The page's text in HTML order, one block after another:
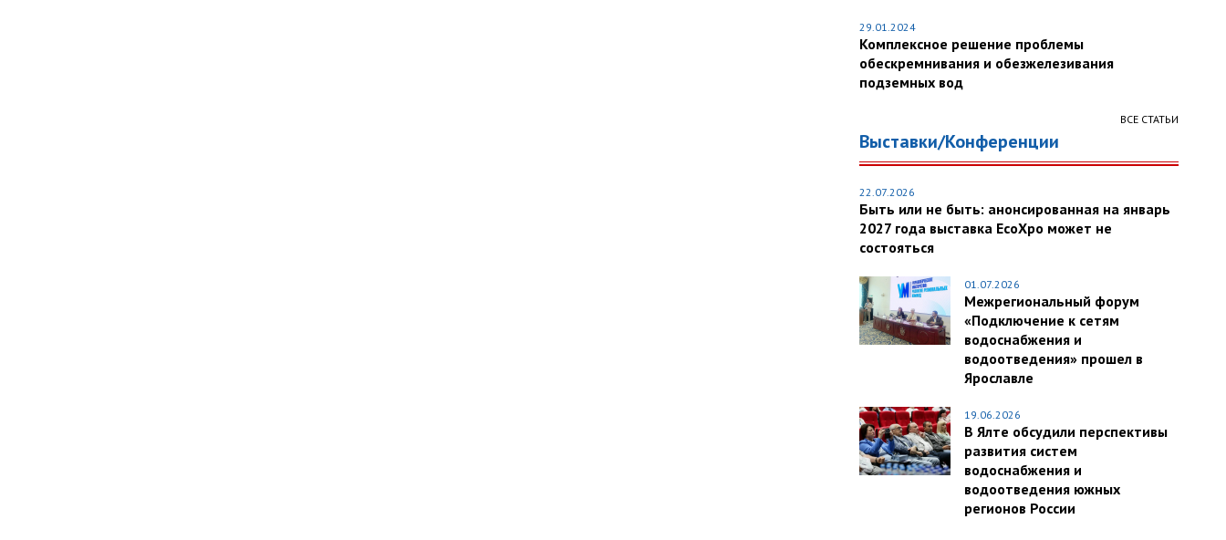
29.01.2024
Комплексное решение проблемы
обескремнивания и обезжелезивания
подземных вод
ВСЕ СТАТЬИ
Выставки/Конференции
22.07.2026
Быть или не быть: анонсированная на январь
2027 года выставка EcoXpo может не
состояться
01.07.2026
Межрегиональный форум
«Подключение к сетям
водоснабжения и
водоотведения» прошел в
Ярославле
19.06.2026
В Ялте обсудили перспективы
развития систем
водоснабжения и
водоотведения южных
регионов России